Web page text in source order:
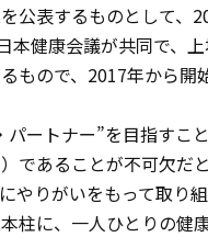
公表するものとして
本健康会議が共同で、
もので、2017年から開
ートナー”を目指す
あることが不可欠だと
やりがいをもって取り
柱に、一人ひとりの